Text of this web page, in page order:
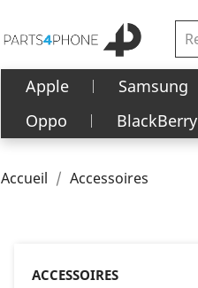
Apple Samsung
Oppo
BlackBerry
Accueil Accessoires
ACCESSOIRES